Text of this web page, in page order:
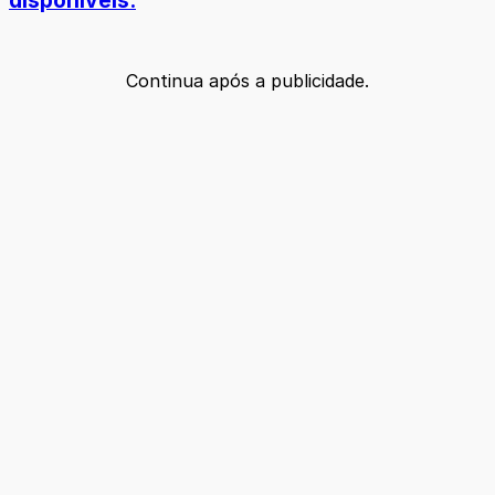
Continua após a publicidade.